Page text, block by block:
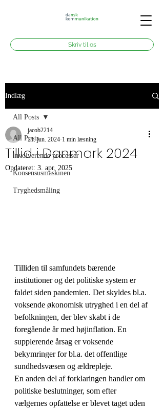
Skriv til os
Indlæg
All Posts
involverende processer
Konsensusmaskinen
Tryghedsmåling
All Posts
Tillid i Danmark 2024
jacob2214
21. jun. 2024 1 min læsning
Opdateret: 3. apr. 2025
Tilliden til samfundets bærende
institutioner og det politiske system er
faldet siden pandemien. Det skyldes bl.a.
voksende økonomisk utryghed i en del af
befolkningen, der blev skabt i de
foregående år med højinflation. En
supplerende årsag er voksende
bekymringer for bl.a. det offentlige
sundhedsvæsen og ældrepleje.
En anden del af forklaringen handler om
politiske beslutninger, som efter
vælgernes opfattelse er blevet taget uden